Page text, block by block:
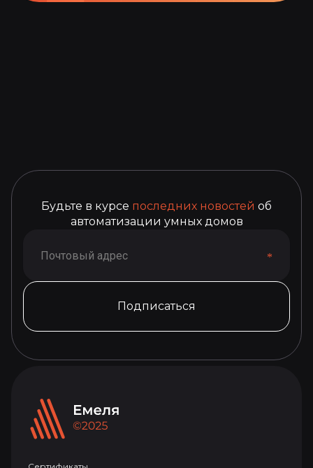
Будьте в курсе последних новостей об
автоматизации умных домов
Подписаться